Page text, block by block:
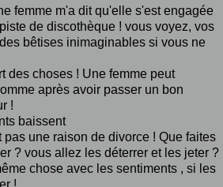
femme m'a dit qu'elle s'est engagée
de discothèque ! vous voyez, vos
bêtises inimaginables si vous ne
des choses ! Une femme peut
après avoir passer un bon
!
baissent
une raison de divorce ! Que faites
? vous allez les déterrer et les jeter ?
chose avec les sentiments , si les